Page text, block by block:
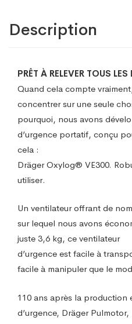
Description
PRÊT À RELEVER TOUS LES
Quand cela compte
concentrer sur une seule
pourquoi, nous avons
d’urgence portatif, conçu
cela :
Dräger Oxylog® VE300.
utiliser.
Un ventilateur offrant de
sur lequel nous avons
juste 3,6 kg, ce ventilateur
d’urgence est facile à
facile à manipuler que le
110 ans après la production
d’urgence, Dräger